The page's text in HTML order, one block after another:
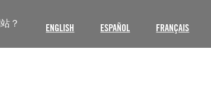
？ ENGLISH ESPAÑOL FRANÇAIS